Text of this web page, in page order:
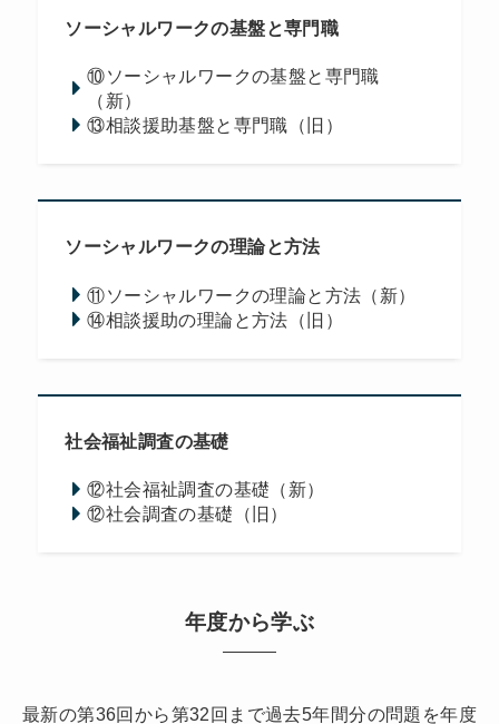
ソーシャルワークの基盤と専門職
⑩ソーシャルワークの基盤と専門職
（新）
⑬相談援助基盤と専門職（旧）
ソーシャルワークの理論と方法
⑪ソーシャルワークの理論と方法（新）
⑭相談援助の理論と方法（旧）
社会福祉調査の基礎
⑫社会福祉調査の基礎（新）
⑫社会調査の基礎（旧）
年度から学ぶ
最新の第36回から第32回まで過去5年間分の問題を年度